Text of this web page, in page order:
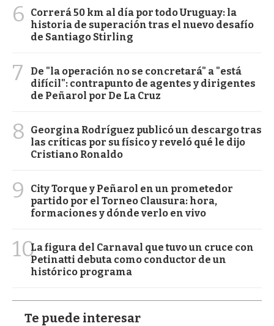
6
Correrá 50 km al día por todo Uruguay: la
historia de superación tras el nuevo desafío
de Santiago Stirling
7
De "la operación no se concretará" a "está
difícil": contrapunto de agentes y dirigentes
de Peñarol por De La Cruz
8
Georgina Rodríguez publicó un descargo tras
las críticas por su físico y reveló qué le dijo
Cristiano Ronaldo
9
City Torque y Peñarol en un prometedor
partido por el Torneo Clausura: hora,
formaciones y dónde verlo en vivo
10La figura del Carnaval que tuvo un cruce con
Petinatti debuta como conductor de un
histórico programa
Te puede interesar